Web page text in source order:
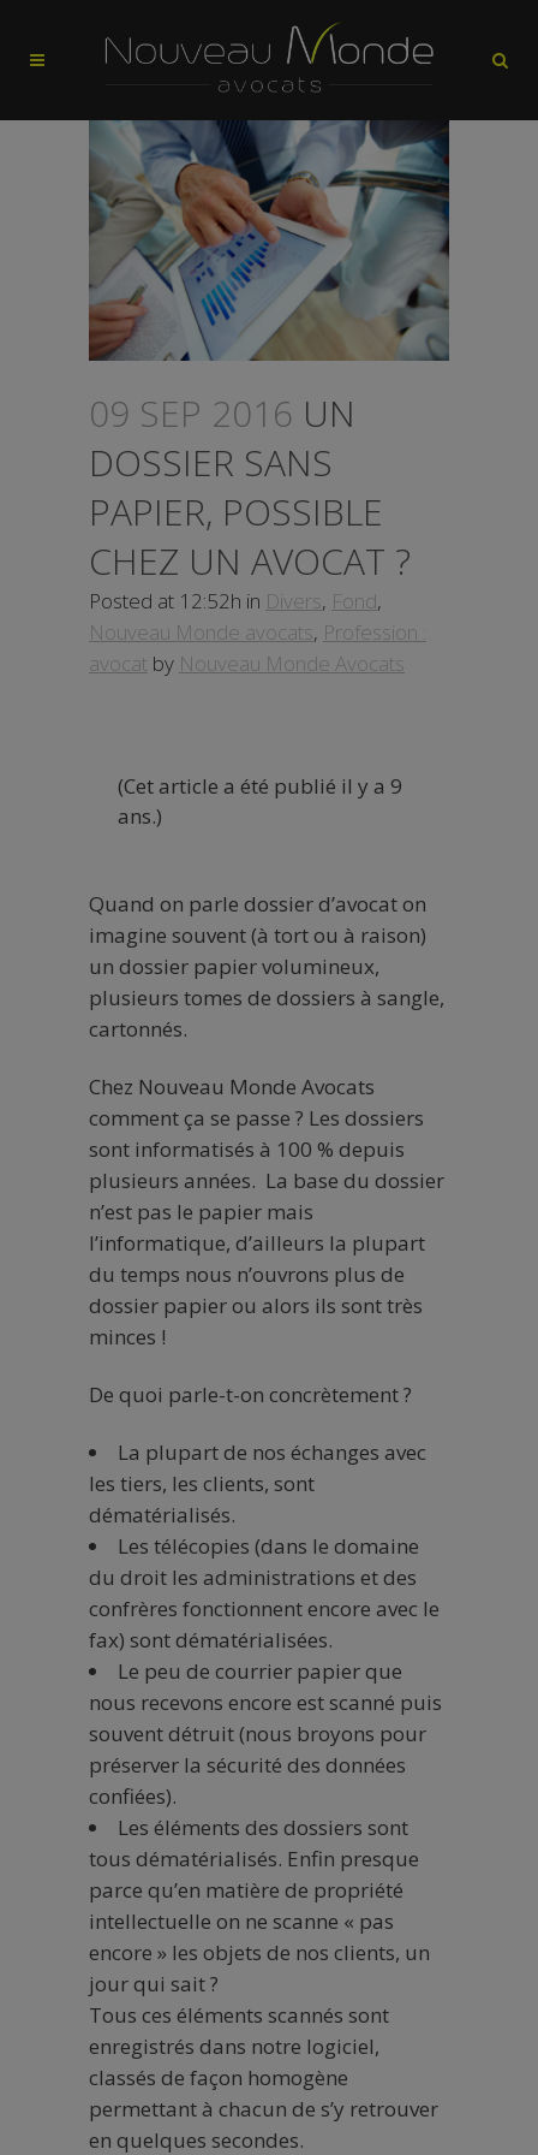
09 SEP 2016 UN
DOSSIER SANS
PAPIER, POSSIBLE
CHEZ UN AVOCAT ?
Posted at 12:52h in Divers, Fond,
Nouveau Monde avocats, Profession :
avocat by Nouveau Monde Avocats
(Cet article a été publié il y a 9
ans.)
Quand on parle dossier d’avocat on
imagine souvent (à tort ou à raison)
un dossier papier volumineux,
plusieurs tomes de dossiers à sangle,
cartonnés.
Chez Nouveau Monde Avocats
comment ça se passe ? Les dossiers
sont informatisés à 100 % depuis
plusieurs années. La base du dossier
n’est pas le papier mais
l’informatique, d’ailleurs la plupart
du temps nous n’ouvrons plus de
dossier papier ou alors ils sont très
minces !
De quoi parle-t-on concrètement ?
La plupart de nos échanges avec
les tiers, les clients, sont
dématérialisés.
Les télécopies (dans le domaine
du droit les administrations et des
confrères fonctionnent encore avec le
fax) sont dématérialisées.
Le peu de courrier papier que
nous recevons encore est scanné puis
souvent détruit (nous broyons pour
préserver la sécurité des données
confiées).
Les éléments des dossiers sont
tous dématérialisés. Enfin presque
parce qu’en matière de propriété
intellectuelle on ne scanne « pas
encore » les objets de nos clients, un
jour qui sait ?
Tous ces éléments scannés sont
enregistrés dans notre logiciel,
classés de façon homogène
permettant à chacun de s’y retrouver
en quelques secondes.